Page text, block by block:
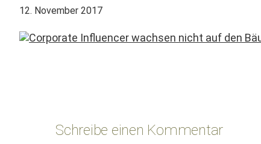
Agenturen
12. November 2017
Schreibe einen Kommentar